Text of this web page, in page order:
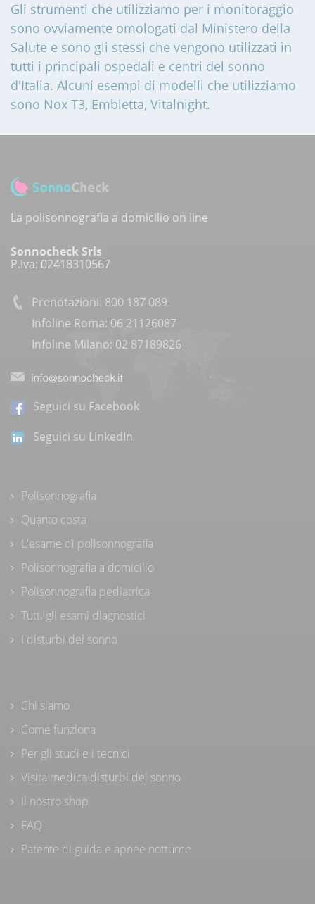
Gli strumenti che utilizziamo per i monitoraggio
sono ovviamente omologati dal Ministero della
Salute e sono gli stessi che vengono utilizzati in
tutti i principali ospedali e centri del sonno
d'Italia. Alcuni esempi di modelli che utilizziamo
sono Nox T3, Embletta, Vitalnight.
La polisonnografia a domicilio on line
Sonnocheck Srls
P.Iva: 02418310567
Prenotazioni: 800 187 089
Infoline Roma: 06 21126087
Infoline Milano: 02 87189826
Seguici su Facebook
Seguici su LinkedIn
Polisonnografia
Quanto costa
L'esame di polisonnografia
Polisonnografia a domicilio
Polisonnografia pediatrica
Tutti gli esami diagnostici
I disturbi del sonno
Chi siamo
Come funziona
Per gli studi e i tecnici
Visita medica disturbi del sonno
Il nostro shop
FAQ
Patente di guida e apnee notturne